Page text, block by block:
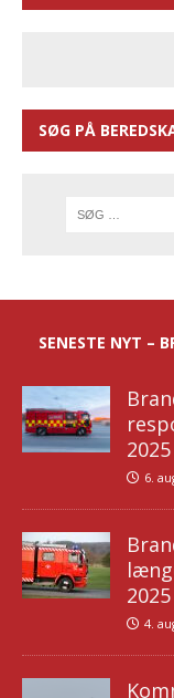
SØG PÅ
SENESTE NYT –
2025
6.
2025
4.